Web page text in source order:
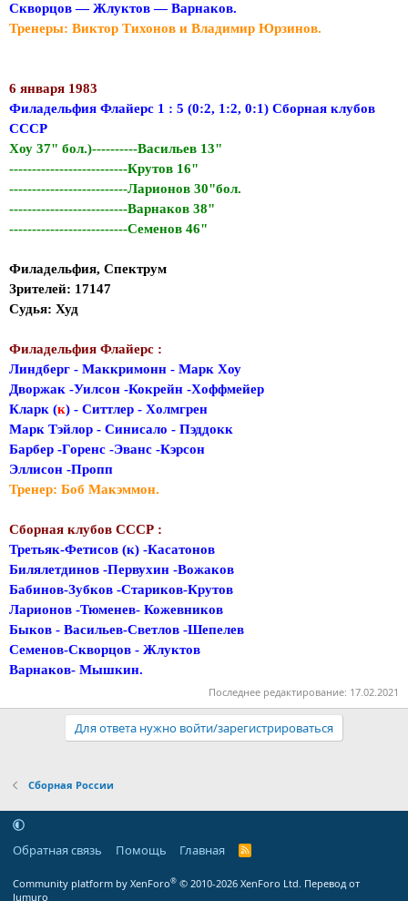
Скворцов — Жлуктов — Варнаков.
Тренеры: Виктор Тихонов и Владимир Юрзинов.
6 января 1983
Филадельфия Флайерс 1 : 5 (0:2, 1:2, 0:1) Сборная клубов
СССР
Хоу 37" бол.)----------Васильев 13"
--------------------------Крутов 16"
--------------------------Ларионов 30"бол.
--------------------------Варнаков 38"
--------------------------Семенов 46"
Филадельфия, Спектрум
Зрителей: 17147
Судья: Худ
Филадельфия Флайерс :
Линдберг - Маккримонн - Марк Хоу
Дворжак -Уилсон -Кокрейн -Хоффмейер
Кларк (к) - Ситтлер - Холмгрен
Марк Тэйлор - Синисало - Пэддокк
Барбер -Горенс -Эванс -Кэрсон
Эллисон -Пропп
Тренер: Боб Макэммон.
Сборная клубов СССР :
Третьяк-Фетисов (к) -Касатонов
Билялетдинов -Первухин -Вожаков
Бабинов-Зубков -Стариков-Крутов
Ларионов -Тюменев- Кожевников
Быков - Васильев-Светлов -Шепелев
Семенов-Скворцов - Жлуктов
Варнаков- Мышкин.
Последнее редактирование: 17.02.2021
Для ответа нужно войти/зарегистрироваться
Сборная России
Обратная связь Помощь Главная
R
Community platform by XenForo® © 2010-2026 XenForo Ltd. Перевод от
Jumuro